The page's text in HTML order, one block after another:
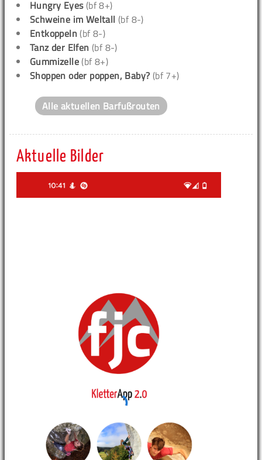
Hungry Eyes(bf 8+)
Schweine im Weltall (bf 8-)
Entkoppeln (bf 8-)
Tanz der Elfen (bf 8-)
Gummizelle (bf 8+)
Shoppen oder poppen, Baby? (bf 7+)
Alle aktuellen Barfußrouten
Aktuelle Bilder